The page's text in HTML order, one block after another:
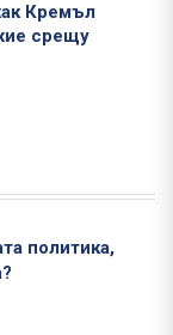
Кремъл
срещу
политика,